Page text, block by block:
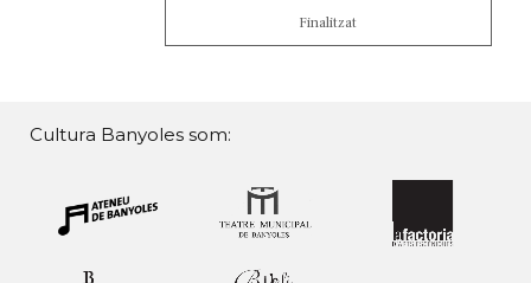
Finalitzat
Cultura Banyoles som: